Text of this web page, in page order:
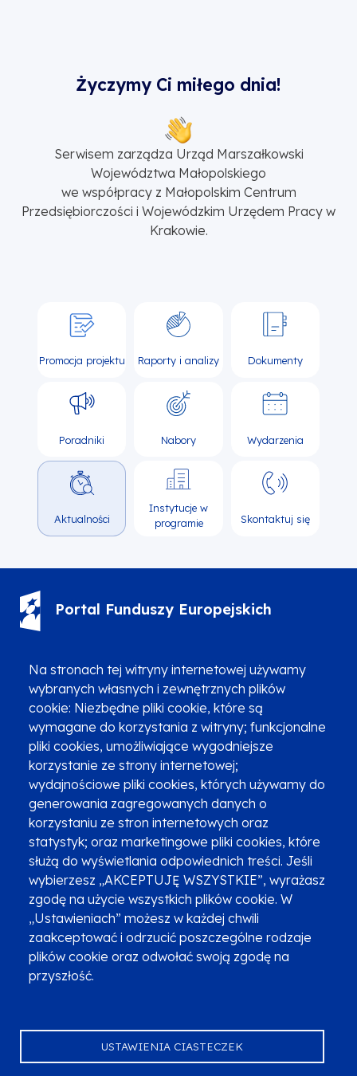
Na stronach tej witryny internetowej używamy
wybranych własnych i zewnętrznych plików
cookie: Niezbędne pliki cookie, które są
wymagane do korzystania z witryny; funkcjonalne
pliki cookies, umożliwiające wygodniejsze
korzystanie ze strony internetowej;
wydajnościowe pliki cookies, których używamy do
generowania zagregowanych danych o
korzystaniu ze stron internetowych oraz
statystyk; oraz marketingowe pliki cookies, które
służą do wyświetlania odpowiednich treści. Jeśli
wybierzesz „AKCEPTUJĘ WSZYSTKIE”, wyrażasz
zgodę na użycie wszystkich plików cookie. W
„Ustawieniach” możesz w każdej chwili
zaakceptować i odrzucić poszczególne rodzaje
plików cookie oraz odwołać swoją zgodę na
przyszłość.
USTAWIENIA CIASTECZEK
Życzymy Ci miłego dnia!
Serwisem zarządza Urząd Marszałkowski
Województwa Małopolskiego
we współpracy z Małopolskim Centrum
Przedsiębiorczości i Wojewódzkim Urzędem Pracy w
Krakowie.
Promocja projektu Raporty i analizy Dokumenty
Poradniki Nabory Wydarzenia
Aktualności
Instytucje w
programie
Skontaktuj się
Portal Funduszy Europejskich
Zgłoszenia podejrzenia niezgodności z KPP i KPON
Newsletter
Fundusze SMS-em
Najczęściej zadawane pytania
Promocja projektu
Zobacz inne programy
Poznaj Fundusze 2014-2020
Deklaracja dostępności
Polityka prywatności
Przetwarzanie danych osobowych
Zgłoś błąd Mapa strony